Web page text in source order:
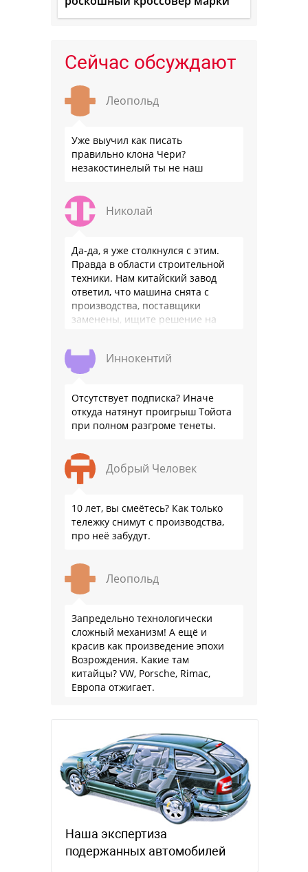
Сейчас обсуждают
Леопольд
Уже выучил как писать
правильно клона Чери?
незакостинелый ты не наш
Николай
Да-да, я уже столкнулся с этим.
Правда в области строительной
техники. Нам китайский завод
ответил, что машина снята с
производства, поставщики
заменены, ищите решение на
официальном бланке …
Иннокентий
Отсутствует подписка? Иначе
откуда натянут проигрыш Тойота
при полном разгроме тенеты.
Добрый Человек
10 лет, вы смеётесь? Как только
тележку снимут с производства,
про неё забудут.
Леопольд
Запредельно технологически
сложный механизм! А ещё и
красив как произведение эпохи
Возрождения. Какие там
китайцы? VW, Porsche, Rimac,
Европа отжигает.
Наша экспертиза
подержанных автомобилей